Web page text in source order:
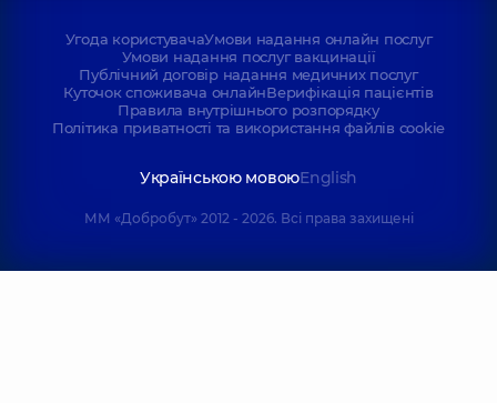
Угода користувачаУмови надання онлайн послуг
Умови надання послуг вакцинації
Публічний договір надання медичних послуг
Куточок споживача онлайнВерифікація пацієнтів
Правила внутрішнього розпорядку
Політика приватності та використання файлів cookie
Українською мовоюEnglish
ММ «Добробут» 2012 - 2026. Всі права захищені